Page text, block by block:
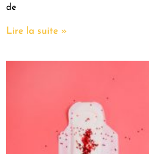
de
Lire la suite »